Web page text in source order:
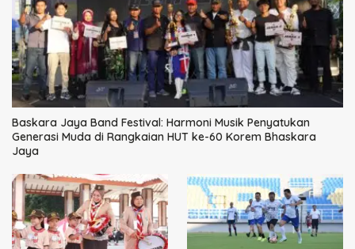
Baskara Jaya Band Festival: Harmoni Musik Penyatukan
Generasi Muda di Rangkaian HUT ke-60 Korem Bhaskara
Jaya